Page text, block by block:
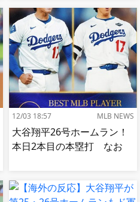
へ[海外の反応]
12/03 18:57 MLB NEWS
大谷翔平26号ホームラン！
本日2本目の本塁打 なお